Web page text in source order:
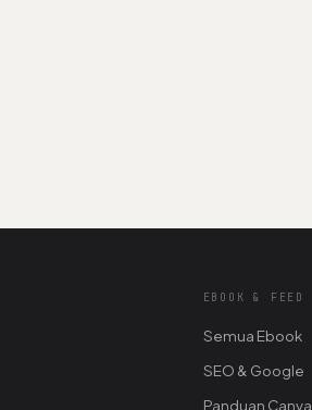
EBOOK & FEED
Semua Ebook
SEO & Google
Panduan Canva